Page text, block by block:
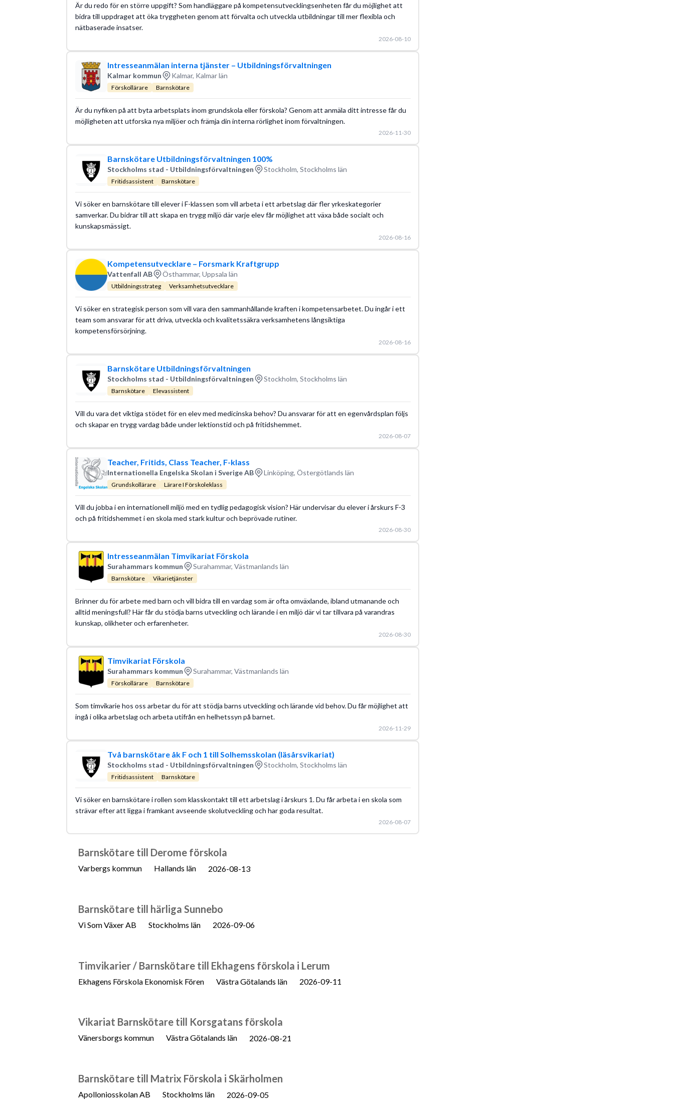
Är du redo för en större uppgift? Som handläggare på kompetensutvecklingsenheten får du möjlighet att
bidra till uppdraget att öka tryggheten genom att förvalta och utveckla utbildningar till mer flexibla och
nätbaserade insatser.
2026-08-10
Intresseanmälan interna tjänster – Utbildningsförvaltningen
Kalmar kommun Kalmar, Kalmar län
Förskollärare Barnskötare
Är du nyfiken på att byta arbetsplats inom grundskola eller förskola? Genom att anmäla ditt intresse får du
möjligheten att utforska nya miljöer och främja din interna rörlighet inom förvaltningen.
2026-11-30
Barnskötare Utbildningsförvaltningen 100%
Stockholms stad - Utbildningsförvaltningen Stockholm, Stockholms län
Fritidsassistent Barnskötare
Vi söker en barnskötare till elever i F-klassen som vill arbeta i ett arbetslag där fler yrkeskategorier
samverkar. Du bidrar till att skapa en trygg miljö där varje elev får möjlighet att växa både socialt och
kunskapsmässigt.
2026-08-16
Kompetensutvecklare – Forsmark Kraftgrupp
Vattenfall AB Östhammar, Uppsala län
Utbildningsstrateg Verksamhetsutvecklare
Vi söker en strategisk person som vill vara den sammanhållande kraften i kompetensarbetet. Du ingår i ett
team som ansvarar för att driva, utveckla och kvalitetssäkra verksamhetens långsiktiga
kompetensförsörjning.
2026-08-16
Barnskötare Utbildningsförvaltningen
Stockholms stad - Utbildningsförvaltningen Stockholm, Stockholms län
Barnskötare Elevassistent
Vill du vara det viktiga stödet för en elev med medicinska behov? Du ansvarar för att en egenvårdsplan följs
och skapar en trygg vardag både under lektionstid och på fritidshemmet.
2026-08-07
Teacher, Fritids, Class Teacher, F-klass
Internationella Engelska Skolan i Sverige AB Linköping, Östergötlands län
Grundskollärare Lärare I Förskoleklass
Vill du jobba i en internationell miljö med en tydlig pedagogisk vision? Här undervisar du elever i årskurs F-3
och på fritidshemmet i en skola med stark kultur och beprövade rutiner.
2026-08-30
Intresseanmälan Timvikariat Förskola
Surahammars kommun Surahammar, Västmanlands län
Barnskötare Vikarietjänster
Brinner du för arbete med barn och vill bidra till en vardag som är ofta omväxlande, ibland utmanande och
alltid meningsfull? Här får du stödja barns utveckling och lärande i en miljö där vi tar tillvara på varandras
kunskap, olikheter och erfarenheter.
2026-08-30
Timvikariat Förskola
Surahammars kommun Surahammar, Västmanlands län
Förskollärare Barnskötare
Som timvikarie hos oss arbetar du för att stödja barns utveckling och lärande vid behov. Du får möjlighet att
ingå i olika arbetslag och arbeta utifrån en helhetssyn på barnet.
2026-11-29
Två barnskötare åk F och 1 till Solhemsskolan (läsårsvikariat)
Stockholms stad - Utbildningsförvaltningen Stockholm, Stockholms län
Fritidsassistent Barnskötare
Vi söker en barnskötare i rollen som klasskontakt till ett arbetslag i årskurs 1. Du får arbeta i en skola som
strävar efter att ligga i framkant avseende skolutveckling och har goda resultat.
2026-08-07
Barnskötare till Derome förskola
Varbergs kommun Hallands län 2026-08-13
Barnskötare till härliga Sunnebo
Vi Som Växer AB Stockholms län 2026-09-06
Timvikarier / Barnskötare till Ekhagens förskola i Lerum
Ekhagens Förskola Ekonomisk Fören Västra Götalands län 2026-09-11
Vikariat Barnskötare till Korsgatans förskola
Vänersborgs kommun Västra Götalands län 2026-08-21
Barnskötare till Matrix Förskola i Skärholmen
Apolloniosskolan AB Stockholms län 2026-09-05